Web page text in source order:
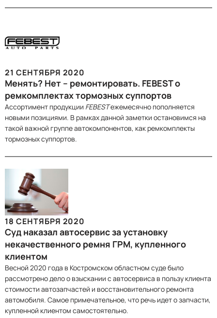
21 СЕНТЯБРЯ 2020
Менять? Нет – ремонтировать. FEBEST о
ремкомплектах тормозных суппортов
Ассортимент продукции FEBESTежемесячно пополняется
новыми позициями. В рамках данной заметки остановимся на
такой важной группе автокомпонентов, как ремкомплекты
тормозных суппортов.
18 СЕНТЯБРЯ 2020
Суд наказал автосервис за установку
некачественного ремня ГРМ, купленного
клиентом
Весной 2020 года в Костромском областном суде было
рассмотрено дело о взыскании с автосервиса в пользу клиента
стоимости автозапчастей и восстановительного ремонта
автомобиля. Самое примечательное, что речь идет о запчасти,
купленной клиентом самостоятельно.